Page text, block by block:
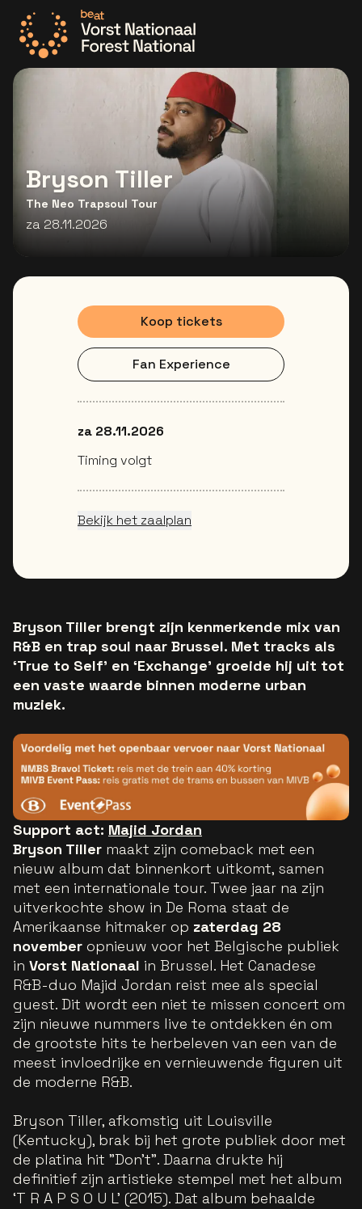
Ga naar de homepage
Bryson Tiller
The Neo Trapsoul Tour
za 28.11.2026
Bryson Tiller brengt zijn kenmerkende mix van
R&B en trap soul naar Brussel. Met tracks als
‘True to Self’ en ‘Exchange’ groeide hij uit tot
een vaste waarde binnen moderne urban
muziek.
Support act: Majid Jordan
Bryson Tiller maakt zijn comeback met een
nieuw album dat binnenkort uitkomt, samen
met een internationale tour. Twee jaar na zijn
uitverkochte show in De Roma staat de
Amerikaanse hitmaker op zaterdag 28
november opnieuw voor het Belgische publiek
in Vorst Nationaal in Brussel. Het Canadese
R&B-duo Majid Jordan reist mee als special
guest. Dit wordt een niet te missen concert om
zijn nieuwe nummers live te ontdekken én om
de grootste hits te herbeleven van een van de
meest invloedrijke en vernieuwende figuren uit
de moderne R&B.
Bryson Tiller, afkomstig uit Louisville
(Kentucky), brak bij het grote publiek door met
de platina hit "Don’t". Daarna drukte hij
definitief zijn artistieke stempel met het album
‘T R A P S O U L’ (2015). Dat album behaalde
Koop tickets
Fan Experience
za 28.11.2026
Timing volgt
Bekijk het zaalplan